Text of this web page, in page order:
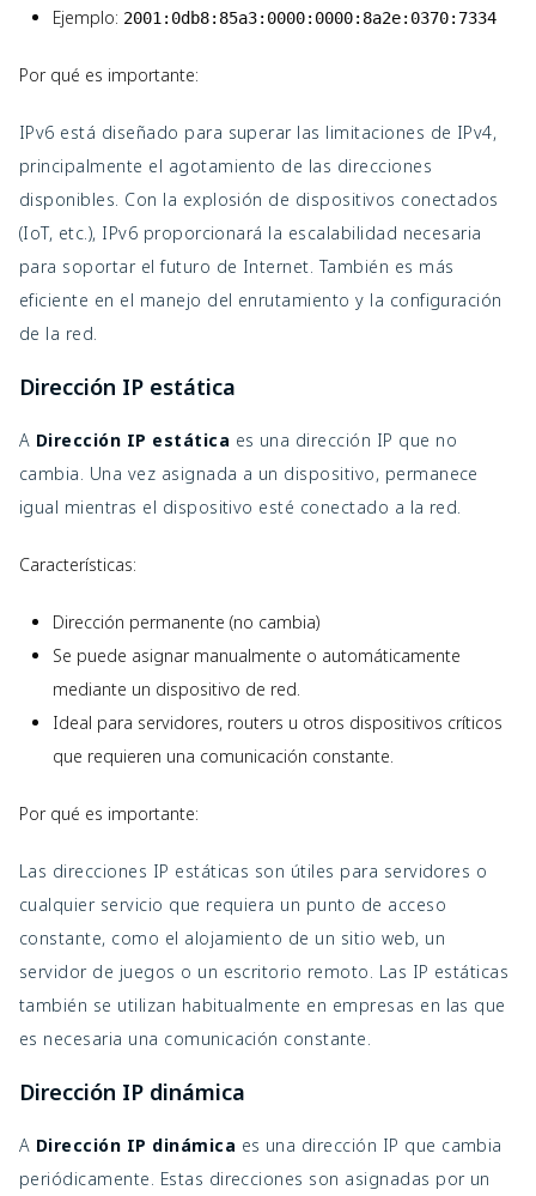
Ejemplo: 2001:0db8:85a3:0000:0000:8a2e:0370:7334
Por qué es importante:
IPv6 está diseñado para superar las limitaciones de IPv4,
principalmente el agotamiento de las direcciones
disponibles. Con la explosión de dispositivos conectados
(IoT, etc.), IPv6 proporcionará la escalabilidad necesaria
para soportar el futuro de Internet. También es más
eficiente en el manejo del enrutamiento y la configuración
de la red.
Dirección IP estática
A Dirección IP estática es una dirección IP que no
cambia. Una vez asignada a un dispositivo, permanece
igual mientras el dispositivo esté conectado a la red.
Características:
Dirección permanente (no cambia)
Se puede asignar manualmente o automáticamente
mediante un dispositivo de red.
Ideal para servidores, routers u otros dispositivos críticos
que requieren una comunicación constante.
Por qué es importante:
Las direcciones IP estáticas son útiles para servidores o
cualquier servicio que requiera un punto de acceso
constante, como el alojamiento de un sitio web, un
servidor de juegos o un escritorio remoto. Las IP estáticas
también se utilizan habitualmente en empresas en las que
es necesaria una comunicación constante.
Dirección IP dinámica
A Dirección IP dinámica es una dirección IP que cambia
periódicamente. Estas direcciones son asignadas por un